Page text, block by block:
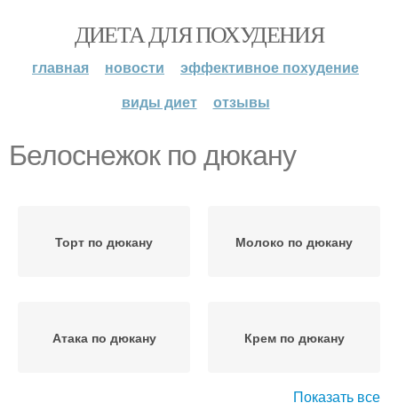
ДИЕТА ДЛЯ ПОХУДЕНИЯ
главная новости
эффективное похудение
виды диет
отзывы
Белоснежок по дюкану
Торт по дюкану Молоко по дюкану
Атака по дюкану Крем по дюкану
Показать все